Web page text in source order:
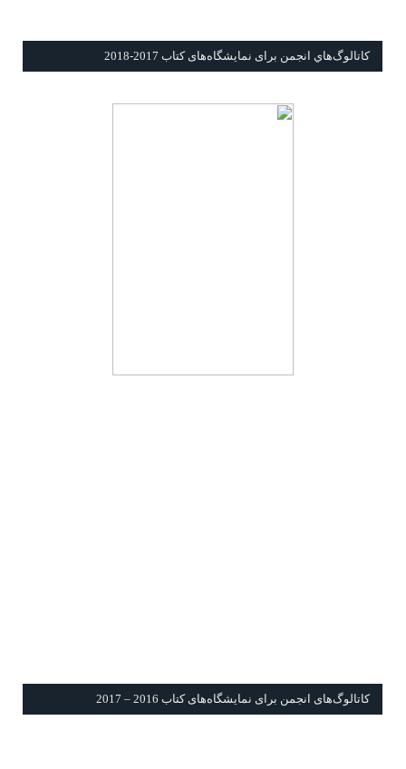
كاتالوگ‌هاي انجمن برای نمايشگاه‌های كتاب 2017-2018
كاتالوگ‌های انجمن برای نمايشگاه‌های كتاب 2016 – 2017